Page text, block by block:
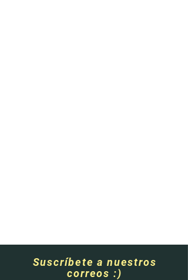
Suscríbete a nuestros
correos :)